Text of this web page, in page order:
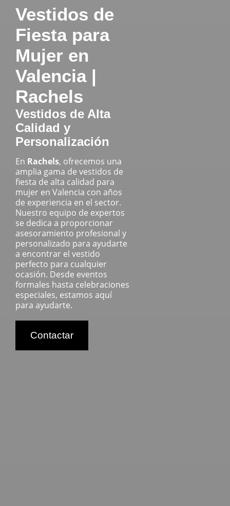
Vestidos de
Fiesta para
Mujer en
Valencia |
Rachels
Vestidos de Alta
Calidad y
Personalización
En Rachels, ofrecemos una
amplia gama de vestidos de
fiesta de alta calidad para
mujer en Valencia con años
de experiencia en el sector.
Nuestro equipo de expertos
se dedica a proporcionar
asesoramiento profesional y
personalizado para ayudarte
a encontrar el vestido
perfecto para cualquier
ocasión. Desde eventos
formales hasta celebraciones
especiales, estamos aquí
para ayudarte.
Contactar